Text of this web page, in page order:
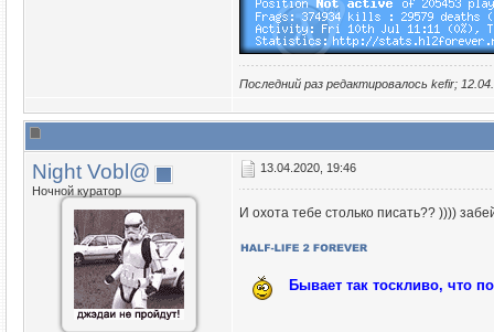
Последний раз редактировалось kefir;
Night Vobl@
Ночной куратор
13.04.2020, 19:46
И охота тебе столько писать?? ))))
Бывает так тоскливо, что